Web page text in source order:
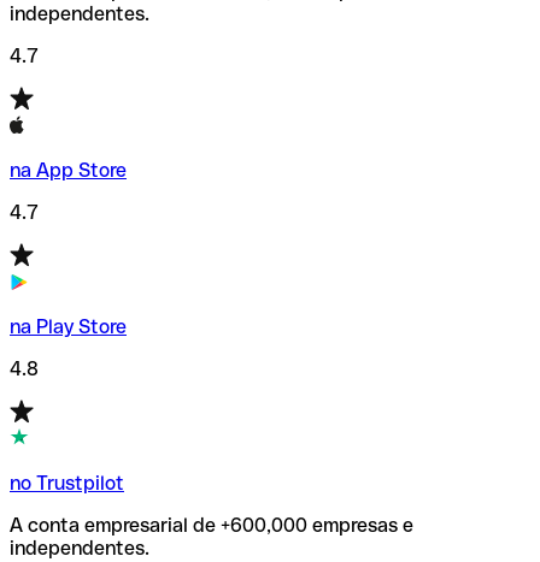
independentes.
4.7
na App Store
4.7
na Play Store
4.8
no Trustpilot
A conta empresarial de +600,000 empresas e
independentes.